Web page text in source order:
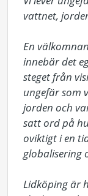
vattnet,
En
innebär det
steget från
ungefär som
jorden och
satt ord på
oviktigt i en
globalisering
Lidköping är